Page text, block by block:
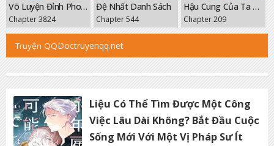
GROUP
FANPAGE
Võ Luyện Đỉnh Phong
Chapter 3824
Đệ Nhất Danh Sách
Chapter 544
Hậu Cung Của Ta Toàn Là Ma Nữ Phản Diện
Chapter 209
Truyện QQDoctruyenqq.net
Liệu Có Thể Tìm Được Một Công
Việc Lâu Dài Không? Bắt Đầu Cuộc
Sống Mới Với Một Vị Pháp Sư Ít